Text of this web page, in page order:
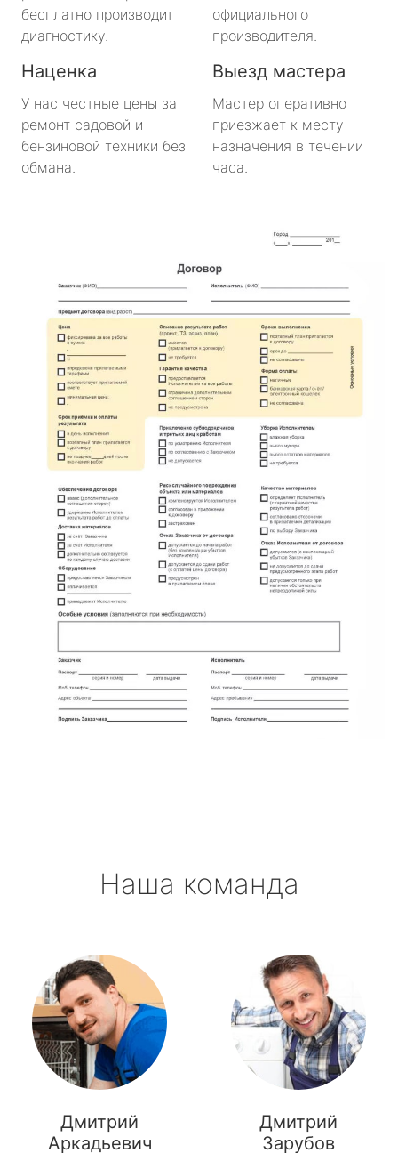
бесплатно производит
диагностику.
официального
производителя.
Наценка
У нас честные цены за
ремонт садовой и
бензиновой техники без
обмана.
Выезд мастера
Мастер оперативно
приезжает к месту
назначения в течении
часа.
Наша команда
Дмитрий
Аркадьевич
Дмитрий
Зарубов